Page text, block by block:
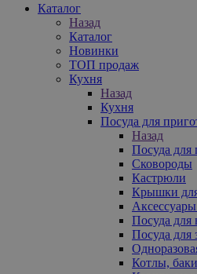
Каталог
Назад
Каталог
Новинки
ТОП продаж
Кухня
Назад
Кухня
Посуда для
Назад
Посуда для
Сковороды
Кастрюли
Крышки
Посуда для
Посуда для
Котлы,